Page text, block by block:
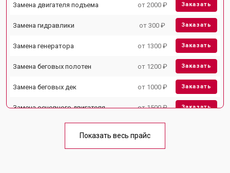
Замена двигателя подъема от 2000 ₽ Заказать
Замена гидравлики от 300 ₽ Заказать
Замена генератора от 1300 ₽ Заказать
Замена беговых полотен от 1200 ₽ Заказать
Замена беговых дек от 1000 ₽ Заказать
Замена основного двигателя от 1500 ₽ Заказать
Замена платы управления от 800 ₽
Показать весь прайс